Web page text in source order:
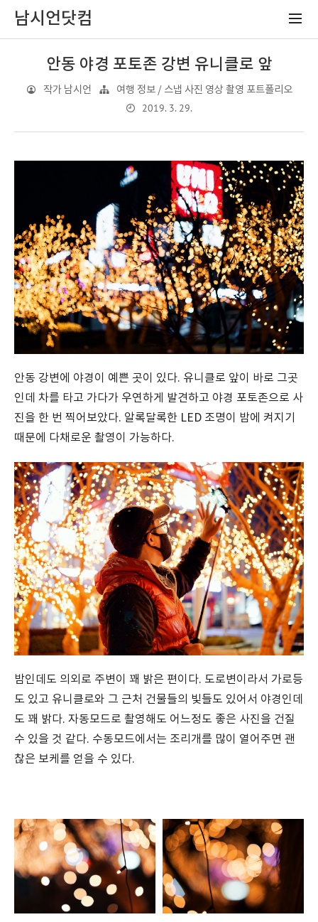
남시언닷컴
안동 야경 포토존 강변 유니클로 앞
작가 남시언 여행 정보 / 스냅 사진 영상 촬영 포트폴리오
2019. 3. 29.
안동 강변에 야경이 예쁜 곳이 있다. 유니클로 앞이 바로 그곳
인데 차를 타고 가다가 우연하게 발견하고 야경 포토존으로 사
진을 한 번 찍어보았다. 알록달록한 LED 조명이 밤에 켜지기
때문에 다채로운 촬영이 가능하다.
밤인데도 의외로 주변이 꽤 밝은 편이다. 도로변이라서 가로등
도 있고 유니클로와 그 근처 건물들의 빛들도 있어서 야경인데
도 꽤 밝다. 자동모드로 촬영해도 어느정도 좋은 사진을 건질
수 있을 것 같다. 수동모드에서는 조리개를 많이 열어주면 괜
찮은 보케를 얻을 수 있다.